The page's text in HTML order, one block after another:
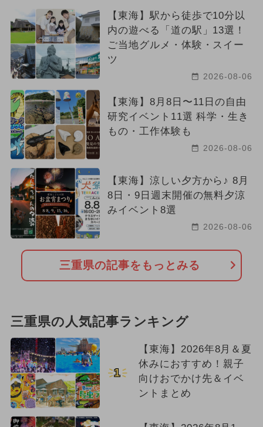
【東海】駅から徒歩で10分以
内の遊べる「道の駅」13選！
ご当地グルメ・体験・スイー
ツ
2026-08-06
【東海】8月8日〜11日の自由
研究イベント11選 科学・生き
もの・工作体験も
2026-08-06
【東海】涼しい夕方から♪ 8月
8日・9日週末開催の無料夕涼
みイベント8選
2026-08-06
三重県の記事をもっとみる
三重県の人気記事ランキング
1
【東海】2026年8月＆夏
休みにおすすめ！親子
向けおでかけ先＆イベ
ントまとめ